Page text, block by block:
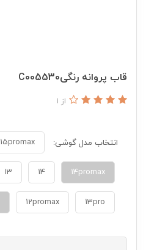
قاب پروانه رنگیC005530
از 1
انتخاب مدل گوشی: 15promax
14
13
13pro
12promax